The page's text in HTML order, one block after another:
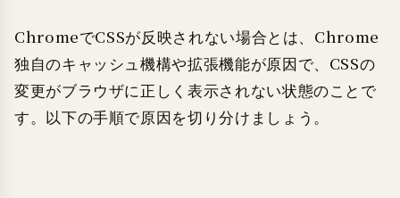
ChromeでCSSが反映されない場合とは、Chrome
独自のキャッシュ機構や拡張機能が原因で、CSSの
変更がブラウザに正しく表示されない状態のことで
す。以下の手順で原因を切り分けましょう。